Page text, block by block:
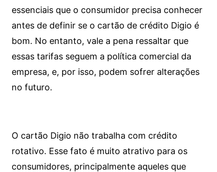
essenciais que o consumidor precisa conhecer
antes de definir se o cartão de crédito Digio é
bom. No entanto, vale a pena ressaltar que
essas tarifas seguem a política comercial da
empresa, e, por isso, podem sofrer alterações
no futuro.
O cartão Digio não trabalha com crédito
rotativo. Esse fato é muito atrativo para os
consumidores, principalmente aqueles que